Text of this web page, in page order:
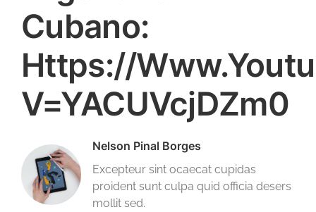
Cubano:
Https://
V=YACUVcjDZm0
Nelson Pinal Borges
Excepteur sint ocaecat cupidas
proident sunt culpa quid officia desers
mollit sed.